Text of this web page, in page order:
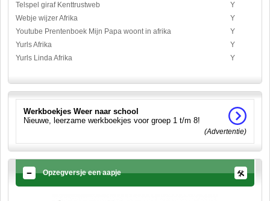
Telspel giraf Kenttrustweb
Y
Webje wijzer Afrika
Y
Youtube Prentenboek Mijn Papa woont in afrika
Y
Yurls Afrika
Y
Yurls Linda Afrika
Y
Werkboekjes Weer naar school
Nieuwe, leerzame werkboekjes voor groep 1 t/m 8!
(Advertentie)
Opzegversje een aapje